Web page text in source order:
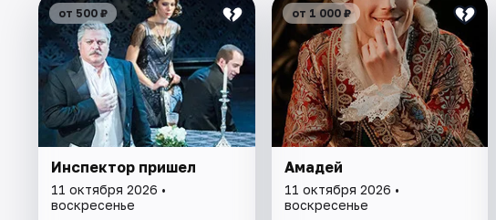
от 500 ₽
Инспектор пришел
11 октября 2026 •
воскресенье
от 1 000 ₽
Амадей
11 октября 2026 •
воскресенье